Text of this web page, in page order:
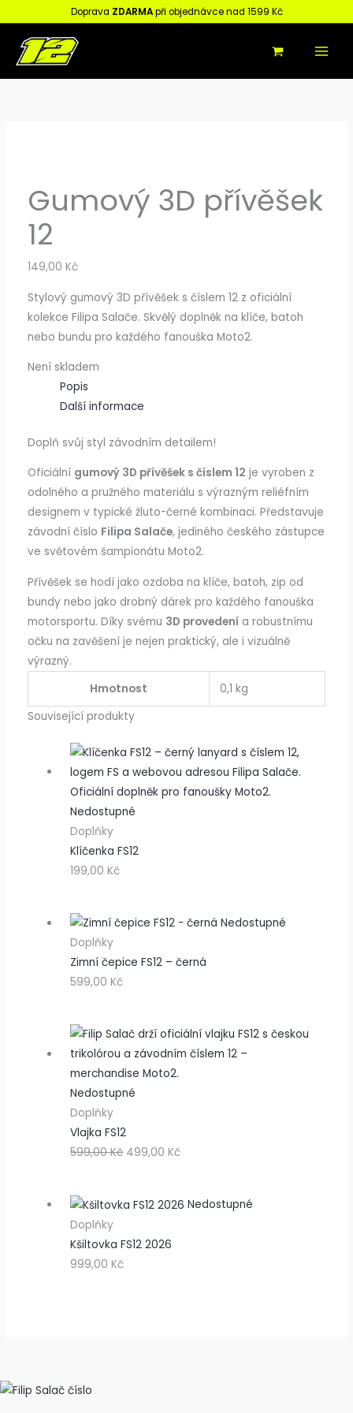
na
obsah
Doprava ZDARMApři objednávce nad 1599 Kč
Gumový 3D přívěšek
12
149,00 Kč
Stylový gumový 3D přívěšek s číslem 12 z oficiální
kolekce Filipa Salače. Skvělý doplněk na klíče, batoh
nebo bundu pro každého fanouška Moto2.
Není skladem
Popis
Další informace
Doplň svůj styl závodním detailem!
Oficiální gumový 3D přívěšek s číslem 12 je vyroben z
odolného a pružného materiálu s výrazným reliéfním
designem v typické žluto-černé kombinaci. Představuje
závodní číslo Filipa Salače, jediného českého zástupce
ve světovém šampionátu Moto2.
Přívěšek se hodí jako ozdoba na klíče, batoh, zip od
bundy nebo jako drobný dárek pro každého fanouška
motorsportu. Díky svému 3D provedenía robustnímu
očku na zavěšení je nejen praktický, ale i vizuálně
výrazný.
Hmotnost
0,1 kg
Související produkty
Nedostupné
Doplňky
Klíčenka FS12
199,00Kč
Nedostupné
Doplňky
Zimní čepice FS12 – černá
599,00Kč
Prodej
Nedostupné
Prodej
Doplňky
Vlajka FS12
599,00Kč
Původní
cena
499,00Kč
Aktuální
cena
Nedostupné
Doplňky
Kšiltovka FS12 2026
999,00Kč